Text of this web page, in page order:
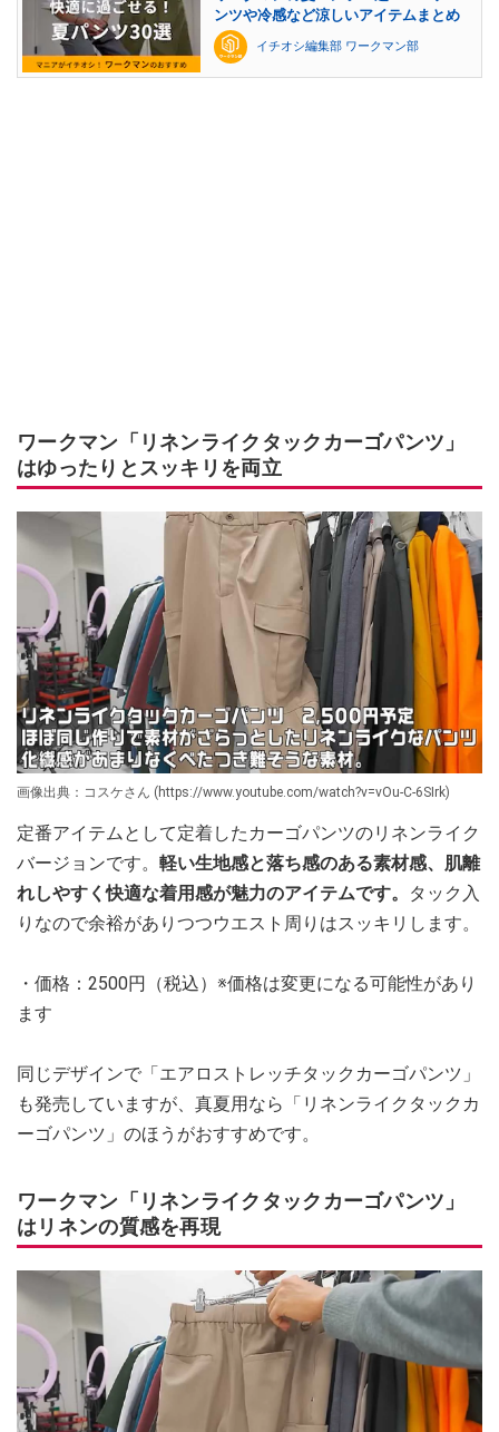
ンツや冷感など涼しいアイテムまとめ
イチオシ編集部 ワークマン部
ワークマン「リネンライクタックカーゴパンツ」
はゆったりとスッキリを両立
画像出典：コスケさん (https://www.youtube.com/watch?v=vOu-C-6SIrk)
定番アイテムとして定着したカーゴパンツのリネンライク
バージョンです。 軽い生地感と落ち感のある素材感、肌離
れしやすく快適な着用感が魅力のアイテムです。
タック入
りなので余裕がありつつウエスト周りはスッキリします。
・価格：2500円（税込）※価格は変更になる可能性があり
ます
同じデザインで「エアロストレッチタックカーゴパンツ」
も発売していますが、真夏用なら「リネンライクタックカ
ーゴパンツ」のほうがおすすめです。
ワークマン「リネンライクタックカーゴパンツ」
はリネンの質感を再現